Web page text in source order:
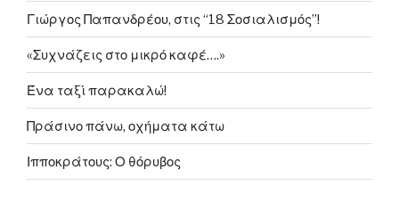
Γιώργος Παπανδρέου, στις “18 Σοσιαλισμός”!
«Συχνάζεις στο μικρό καφέ….»
Ένα ταξί παρακαλώ!
Πράσινο πάνω, οχήματα κάτω
Ιπποκράτους: Ο θόρυβος